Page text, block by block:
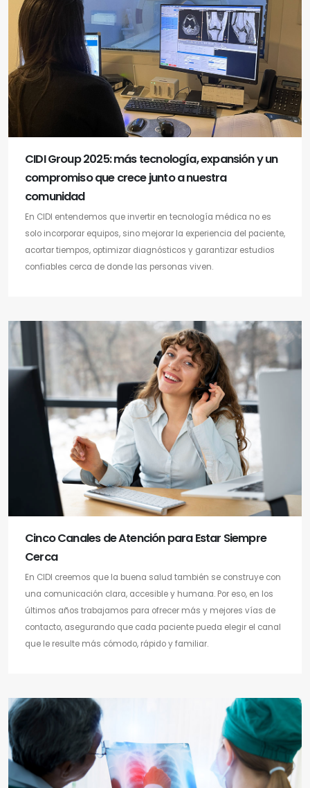
CIDI Group 2025: más tecnología, expansión y un
compromiso que crece junto a nuestra
comunidad
En CIDI entendemos que invertir en tecnología médica no es
solo incorporar equipos, sino mejorar la experiencia del paciente,
acortar tiempos, optimizar diagnósticos y garantizar estudios
confiables cerca de donde las personas viven.
Cinco Canales de Atención para Estar Siempre
Cerca
En CIDI creemos que la buena salud también se construye con
una comunicación clara, accesible y humana. Por eso, en los
últimos años trabajamos para ofrecer más y mejores vías de
contacto, asegurando que cada paciente pueda elegir el canal
que le resulte más cómodo, rápido y familiar.